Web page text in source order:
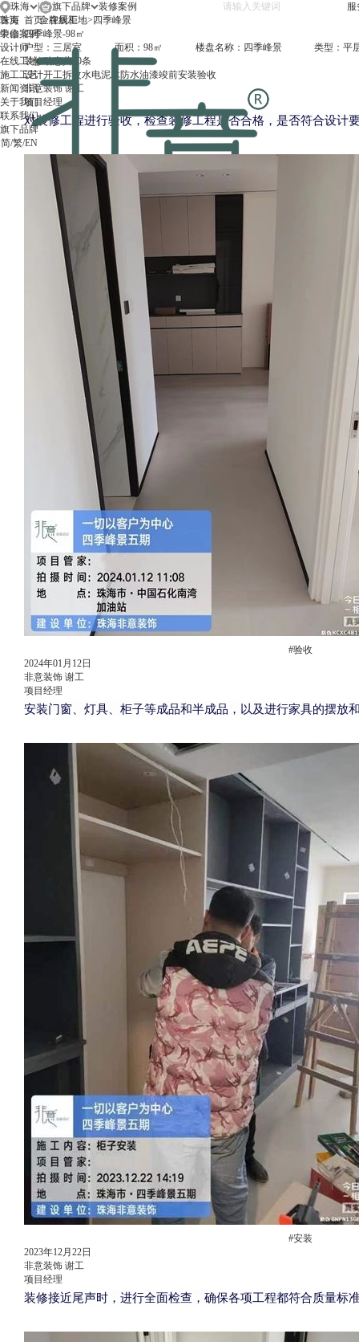
珠海
珠海
中山
旗下品牌
金牌厨柜
服
首页
装修案例
设计师
在线工地
施工工艺
新闻资讯
关于我们
联系我们
旗下品牌
简/繁/EN
首页>在线工地> 四季峰景
四季峰景-98㎡
户型： 三居室 面积： 98㎡ 楼盘名称： 四季峰景 类型：平
装修动态共 10条
设计开工拆改水电泥木防水油漆竣前安装验收
非意装饰 谢工
项目经理
对装修工程进行验收，检查装修工程是否合格，是否符合设计
#验收
2024年01月12日
非意装饰 谢工
项目经理
安装门窗、灯具、柜子等成品和半成品，以及进行家具的摆放
#安装
2023年12月22日
非意装饰 谢工
项目经理
装修接近尾声时，进行全面检查，确保各项工程都符合质量标